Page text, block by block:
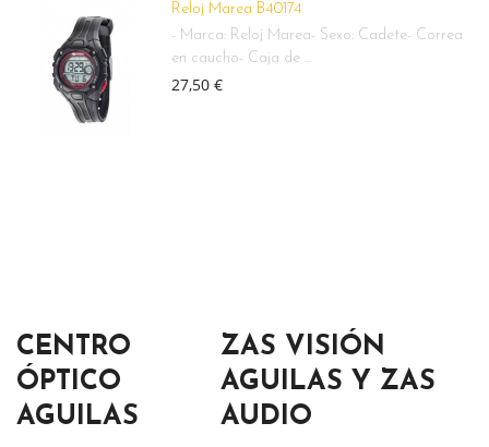
Reloj Marea B40174
- Marca: Reloj Marea- Sexo: Cadete- Correa
en caucho- Caja de ...
27,50 €
CENTRO
ÓPTICO
AGUILAS
ZAS VISIÓN
AGUILAS Y ZAS
AUDIO